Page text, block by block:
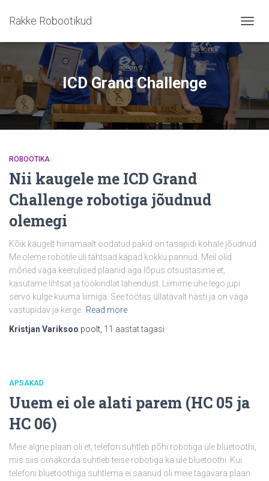
Rakke Robootikud
ICD Grand Challenge
ROBOOTIKA
Nii kaugele me ICD Grand
Challenge robotiga jõudnud
olemegi
Kõik kaugelt hiinamaalt oodatud pakid on tasapidi kohale jõudnud.
Me oleme robotile üli tähtsad käpad kokku pannud. Meil olid
mõned väga keerulised plaanid aga lõpus otsustasime et,
kasutame lihtsat ja töökindlat lahendust. Liimime ühe lego jupi
servo külge kuuma liimiga. See töötas üllatavalt hästi ja on väga
vastupidav ja kerge. Read more
Kristjan Variksoo poolt, 11 aastattagasi
APSAKAD
Uuem ei ole alati parem (HC 05 ja
HC 06)
Meie algne plaan oli et, telefon suhtleb põhi robotiga üle bluetoothi,
mis siis omakorda suhtleb teise robotiga ka üle bluetoothi. Kui
telefoni bluetoothiga suhtlema ei saanud oli meie tagavara plaan